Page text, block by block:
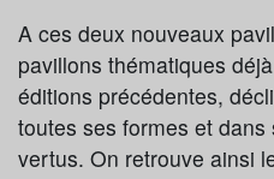
A ces deux nouveaux
pavillons thématiques
éditions précédentes,
toutes ses formes et
vertus. On retrouve ainsi